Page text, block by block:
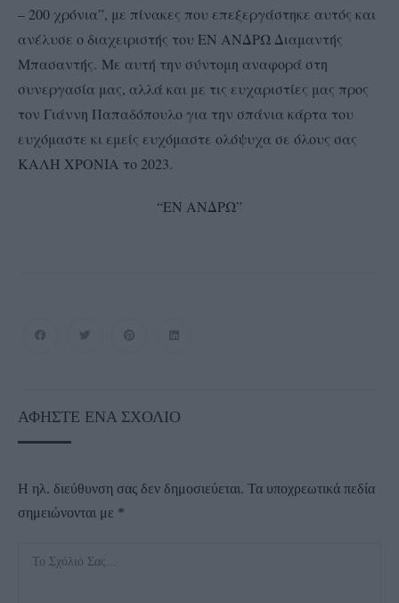
– 200 χρόνια”, με πίνακες που επεξεργάστηκε αυτός και
ανέλυσε ο διαχειριστής του ΕΝ ΑΝΔΡΩ Διαμαντής
Μπασαντής. Με αυτή την σύντομη αναφορά στη
συνεργασία μας, αλλά και με τις ευχαριστίες μας προς
τον Γιάννη Παπαδόπουλο για την σπάνια κάρτα του
ευχόμαστε κι εμείς ευχόμαστε ολόψυχα σε όλους σας
ΚΑΛΗ ΧΡΟΝΙΑ το 2023.
“ΕΝ ΑΝΔΡΩ”
ΑΦΉΣΤΕ ΈΝΑ ΣΧΌΛΙΟ
Η ηλ. διεύθυνση σας δεν δημοσιεύεται. Τα υποχρεωτικά πεδία
σημειώνονται με *